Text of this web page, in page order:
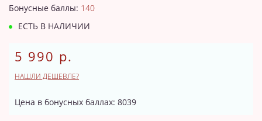
Бонусные баллы: 140
ЕСТЬ В НАЛИЧИИ
5 990 р.
НАШЛИ ДЕШЕВЛЕ?
Цена в бонусных баллах: 8039